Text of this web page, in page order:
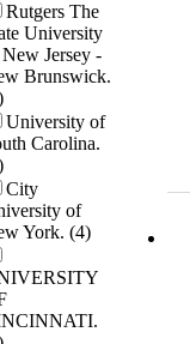
Rutgers The
University
Jersey -
Brunswick.
University of
Carolina.
City
of
York. (4)